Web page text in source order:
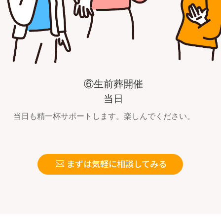
⑥生前葬開催
当日
当日も精一杯サポートします。楽しんでください。
まずは気軽に相談してみる